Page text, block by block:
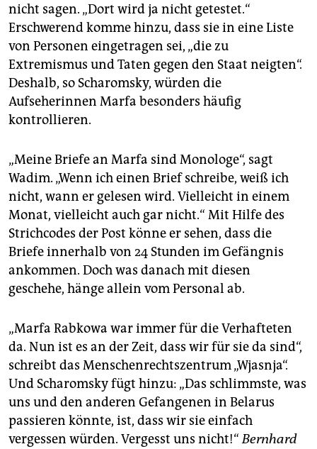
nicht sagen. „Dort wird ja nicht getestet.“
Erschwerend komme hinzu, dass sie in eine Liste
von Personen eingetragen sei, „die zu
Extremismus und Taten gegen den Staat neigten“.
Deshalb, so Scharomsky, würden die
Aufseherinnen Marfa besonders häufig
kontrollieren.
„Meine Briefe an Marfa sind Monologe“, sagt
Wadim. „Wenn ich einen Brief schreibe, weiß ich
nicht, wann er gelesen wird. Vielleicht in einem
Monat, vielleicht auch gar nicht.“ Mit Hilfe des
Strichcodes der Post könne er sehen, dass die
Briefe innerhalb von 24 Stunden im Gefängnis
ankommen. Doch was danach mit diesen
geschehe, hänge allein vom Personal ab.
„Marfa Rabkowa war immer für die Verhafteten
da. Nun ist es an der Zeit, dass wir für sie da sind“,
schreibt das Menschenrechtszentrum „Wjasnja“.
Und Scharomsky fügt hinzu: „Das schlimmste, was
uns und den anderen Gefangenen in Belarus
passieren könnte, ist, dass wir sie einfach
vergessen würden. Vergesst uns nicht!“Bernhard